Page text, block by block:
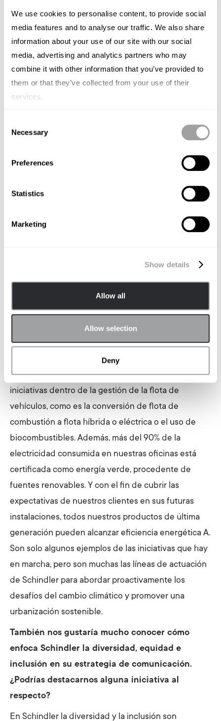
We use cookies to personalise content, to provide social
media features and to analyse our traffic. We also share
information about your use of our site with our social
media, advertising and analytics partners who may
combine it with other information that you’ve provided to
them or that they’ve collected from your use of their
services.
Selection
Necessary
Preferences
Statistics
Marketing
Show details
Allow all
Allow selection
Deny
mantenimiento son empresas o instituciones. Por lo
tanto, es clave adaptar los mensajes, canales y
argumentos para cada segmento desarrollando
diferentes estrategias de marketing y comunicación.
Te diría que el peso de los medios tradicionales
sigue siendo significativo en nuestro caso, porque lo
públicos y fortalecer la imagen de marca. Sin
redes sociales está ganando terreno en Schindler a
segmentar públicos y la interacción directa. Y cómo
el networking de los eventos. Al final, todos los
en el terreno de la ESG (Environmental, Social
and Governance)?
Schindler está dando grandes pasos en este terreno
y el compromiso del Grupo con el objetivo de cero
emisiones netas para 2040 es firme. En Iberia, que
es la zona que me compete, tenemos diversas
iniciativas dentro de la gestión de la flota de
vehículos, como es la conversión de flota de
combustión a flota híbrida o eléctrica o el uso de
biocombustibles. Además, más del 90% de la
electricidad consumida en nuestras oficinas está
certificada como energía verde, procedente de
fuentes renovables. Y con el fin de cubrir las
expectativas de nuestros clientes en sus futuras
instalaciones, todos nuestros productos de última
generación pueden alcanzar eficiencia energética A.
Son solo algunos ejemplos de las iniciativas que hay
en marcha, pero son muchas las líneas de actuación
de Schindler para abordar proactivamente los
desafíos del cambio climático y promover una
urbanización sostenible.
También nos gustaría mucho conocer cómo
enfoca Schindler la diversidad, equidad e
inclusión en su estrategia de comunicación.
¿Podrías destacarnos alguna iniciativa al
respecto?
En Schindler la diversidad y la inclusión son